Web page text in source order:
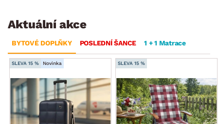
Aktuální akce
BYTOVÉ DOPLŇKY POSLEDNÍ ŠANCE 1 + 1 Matrace
SLEVA 15 % Novinka SLEVA 15 %